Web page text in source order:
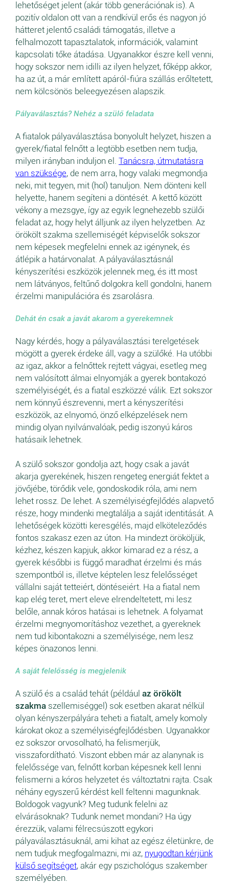
lehetőséget jelent (akár több generációnak is). A
pozitív oldalon ott van a rendkívül erős és nagyon jó
hátteret jelentő családi támogatás, illetve a
felhalmozott tapasztalatok, információk, valamint
kapcsolati tőke átadása. Ugyanakkor észre kell venni,
hogy sokszor nem idilli az ilyen helyzet, főképp akkor,
ha az út, a már említett apáról-fiúra szállás erőltetett,
nem kölcsönös beleegyezésen alapszik.
Pályaválasztás? Nehéz a szülő feladata
A fiatalok pályaválasztása bonyolult helyzet, hiszen a
gyerek/fiatal felnőtt a legtöbb esetben nem tudja,
milyen irányban induljon el. Tanácsra, útmutatásra
van szüksége, de nem arra, hogy valaki megmondja
neki, mit tegyen, mit (hol) tanuljon. Nem dönteni kell
helyette, hanem segíteni a döntését. A kettő között
vékony a mezsgye, így az egyik legnehezebb szülői
feladat az, hogy helyt álljunk az ilyen helyzetben. Az
örökölt szakma szellemiségét képviselők sokszor
nem képesek megfelelni ennek az igénynek, és
átlépik a határvonalat. A pályaválasztásnál
kényszerítési eszközök jelennek meg, és itt most
nem látványos, feltűnő dolgokra kell gondolni, hanem
érzelmi manipulációra és zsarolásra.
Dehát én csak a javát akarom a gyerekemnek
Nagy kérdés, hogy a pályaválasztási terelgetések
mögött a gyerek érdeke áll, vagy a szülőké. Ha utóbbi
az igaz, akkor a felnőttek rejtett vágyai, esetleg meg
nem valósított álmai elnyomják a gyerek bontakozó
személyiségét, és a fiatal eszközzé válik. Ezt sokszor
nem könnyű észrevenni, mert a kényszerítési
eszközök, az elnyomó, önző elképzelések nem
mindig olyan nyilvánvalóak, pedig iszonyú káros
hatásaik lehetnek.
A szülő sokszor gondolja azt, hogy csak a javát
akarja gyerekének, hiszen rengeteg energiát fektet a
jövőjébe, törődik vele, gondoskodik róla, ami nem
lehet rossz. De lehet. A személyiségfejlődés alapvető
része, hogy mindenki megtalálja a saját identitását. A
lehetőségek közötti keresgélés, majd elköteleződés
fontos szakasz ezen az úton. Ha mindezt örököljük,
kézhez, készen kapjuk, akkor kimarad ez a rész, a
gyerek későbbi is függő maradhat érzelmi és más
szempontból is, illetve képtelen lesz felelősséget
vállalni saját tetteiért, döntéseiért. Ha a fiatal nem
kap elég teret, mert eleve elrendeltetett, mi lesz
belőle, annak kóros hatásai is lehetnek. A folyamat
érzelmi megnyomorításhoz vezethet, a gyereknek
nem tud kibontakozni a személyisége, nem lesz
képes önazonos lenni.
A saját felelősség is megjelenik
A szülő és a család tehát (például az örökölt
szakma szellemiséggel) sok esetben akarat nélkül
olyan kényszerpályára teheti a fiatalt, amely komoly
károkat okoz a személyiségfejlődésben. Ugyanakkor
ez sokszor orvosolható, ha felismerjük,
visszafordítható. Viszont ebben már az alanynak is
felelőssége van, felnőtt korban képesnek kell lenni
felismerni a kóros helyzetet és változtatni rajta. Csak
néhány egyszerű kérdést kell feltenni magunknak.
Boldogok vagyunk? Meg tudunk felelni az
elvárásoknak? Tudunk nemet mondani? Ha úgy
érezzük, valami félrecsúszott egykori
pályaválasztásuknál, ami kihat az egész életünkre, de
nem tudjuk megfogalmazni, mi az, nyugodtan kérjünk
külső segítséget, akár egy pszichológus szakember
személyében.